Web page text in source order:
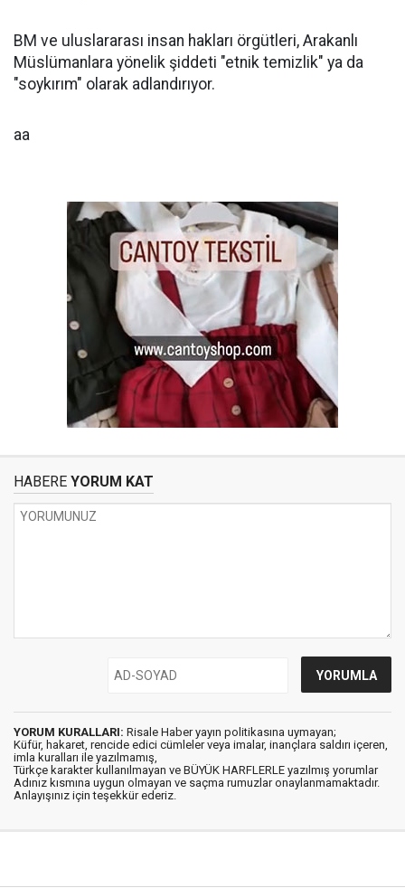
BM ve uluslararası insan hakları örgütleri, Arakanlı
Müslümanlara yönelik şiddeti "etnik temizlik" ya da
"soykırım" olarak adlandırıyor.
aa
HABERE YORUM KAT
YORUM KURALLARI: Risale Haber yayın politikasına uymayan;
Küfür, hakaret, rencide edici cümleler veya imalar, inançlara saldırı içeren,
imla kuralları ile yazılmamış,
Türkçe karakter kullanılmayan ve BÜYÜK HARFLERLE yazılmış yorumlar
Adınız kısmına uygun olmayan ve saçma rumuzlar onaylanmamaktadır.
Anlayışınız için teşekkür ederiz.